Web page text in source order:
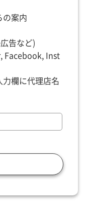
の案内
告など)
Facebook, Inst
力欄に代理店名